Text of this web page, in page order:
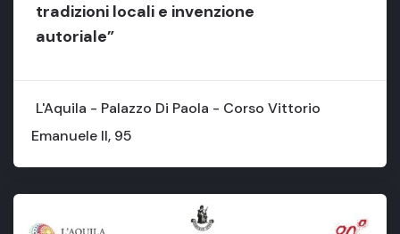
tradizioni locali e invenzione
autoriale”
L'Aquila - Palazzo Di Paola - Corso Vittorio
Emanuele II, 95